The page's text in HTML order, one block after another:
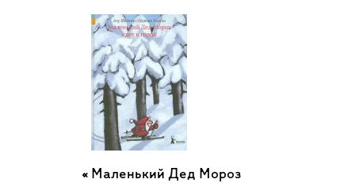
Маленький Дед Мороз